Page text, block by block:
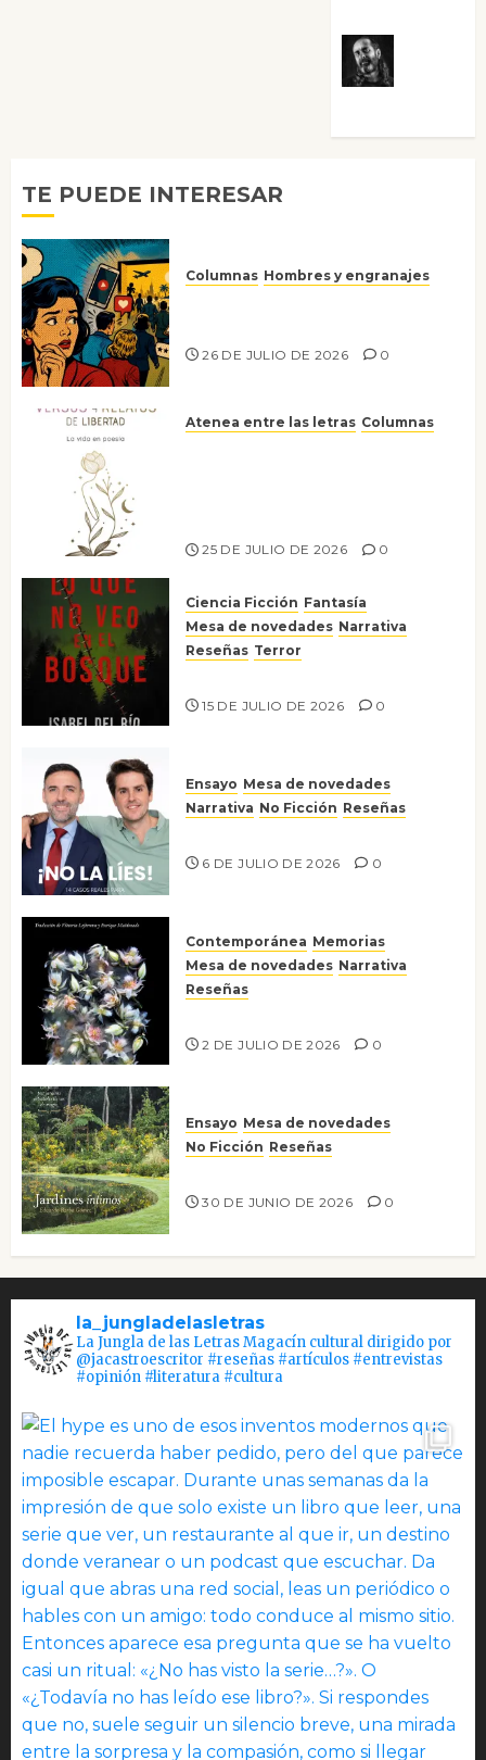
TE PUEDE INTERESAR
Columnas Hombres y engranajes
26 DE JULIO DE 2026 0
Atenea entre las letras Columnas
25 DE JULIO DE 2026 0
Ciencia Ficción Fantasía
Mesa de novedades Narrativa
Reseñas Terror
15 DE JULIO DE 2026 0
Ensayo Mesa de novedades
Narrativa No Ficción Reseñas
6 DE JULIO DE 2026 0
Contemporánea Memorias
Mesa de novedades Narrativa
Reseñas
2 DE JULIO DE 2026 0
Ensayo Mesa de novedades
No Ficción Reseñas
30 DE JUNIO DE 2026 0
la_jungladelasletras
La Jungla de las Letras Magacín cultural dirigido por
@jacastroescritor #reseñas #artículos #entrevistas
#opinión #literatura #cultura